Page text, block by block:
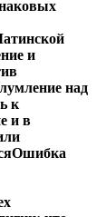
и
над
к
и в
Ошибка